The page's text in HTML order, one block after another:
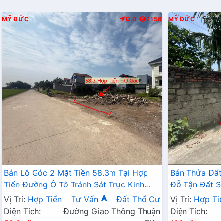
MỸ ĐỨC Đ.B 2156
Bán Lô Góc 2 Mặt Tiền 58.3m Tại Hợp
Tiến Đường Ô Tô Tránh Sát Trục Kinh
Doanh Gần Đường TL424
Vị Trí: Hợp Tiến Tư Vấn
Đất Thổ Cư
Diện Tích:
Đường Giao Thông Thuận
MỸ ĐỨC
Bán Thửa
Đỗ Tận Đất
Ngay Gần
Vị Trí: Hợp
Diện Tích: